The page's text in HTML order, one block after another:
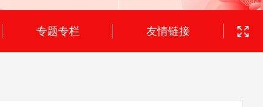
专题专栏 友情链接